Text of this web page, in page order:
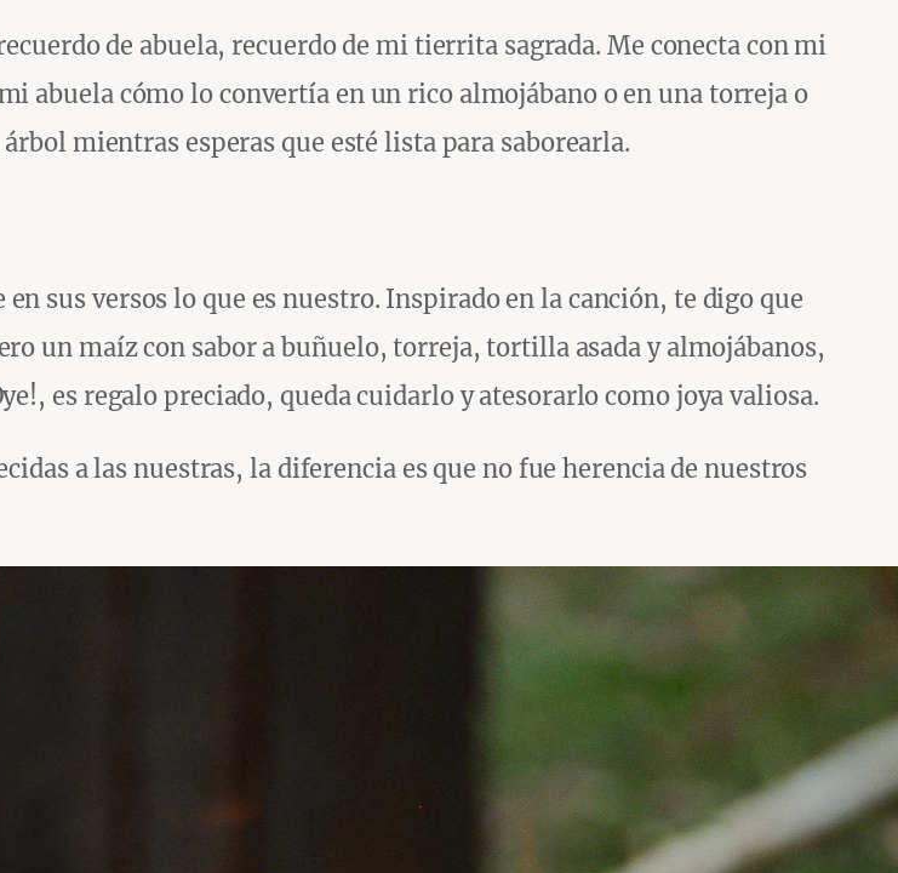
de abuela, recuerdo de mi tierrita sagrada. Me conecta con mi
abuela cómo lo convertía en un rico almojábano o en una torreja o
mientras esperas que esté lista para saborearla.
sus versos lo que es nuestro. Inspirado en la canción, te digo que
un maíz con sabor a buñuelo, torreja, tortilla asada y almojábanos,
es regalo preciado, queda cuidarlo y atesorarlo como joya valiosa.
a las nuestras, la diferencia es que no fue herencia de nuestros